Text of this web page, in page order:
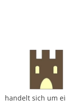
handelt sich um